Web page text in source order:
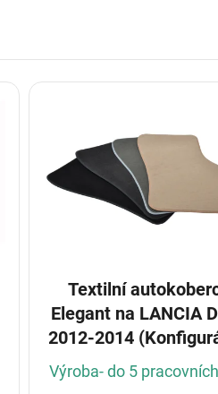
Textilní
Elegant na LANCIA
2012-2014
Výroba- do 5